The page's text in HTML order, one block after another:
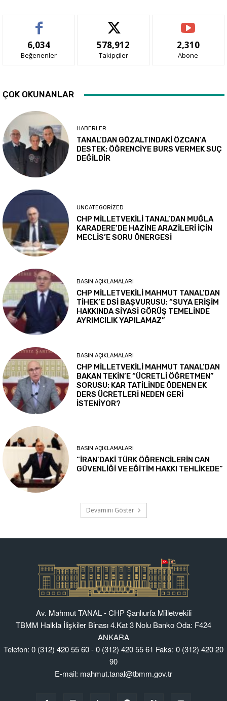
Av. Mahmut TANAL - CHP Şanlıurfa Milletvekili
TBMM Halkla İlişkiler Binası 4.Kat 3 Nolu Banko Oda: F424
ANKARA
Telefon: 0 (312) 420 55 60 - 0 (312) 420 55 61 Faks: 0 (312) 420 20
90
E-mail: mahmut.tanal@tbmm.gov.tr